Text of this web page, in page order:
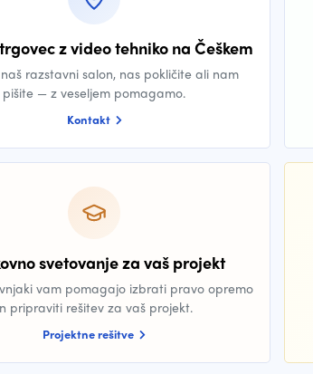
z video tehniko na Češkem
razstavni salon, nas pokličite ali nam
pišite — z veseljem pomagamo.
Kontakt
svetovanje za vaš projekt
vam pomagajo izbrati pravo opremo
pripraviti rešitev za vaš projekt.
Projektne rešitve